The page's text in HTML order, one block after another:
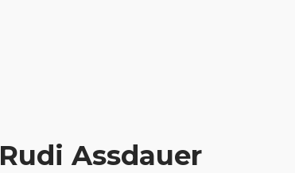
Rudi Assdauer